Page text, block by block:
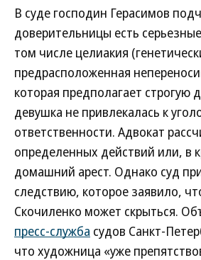
В суде господин Герасимов
доверительницы есть
том числе целиакия
предрасположенная
которая предполагает строгую
девушка не привлекалась к
ответственности. Адвокат
определенных действий или, в
домашний арест. Однако суд
следствию, которое заявило,
Скочиленко может скрыться.
пресс-служба судов Санкт-
что художница «уже